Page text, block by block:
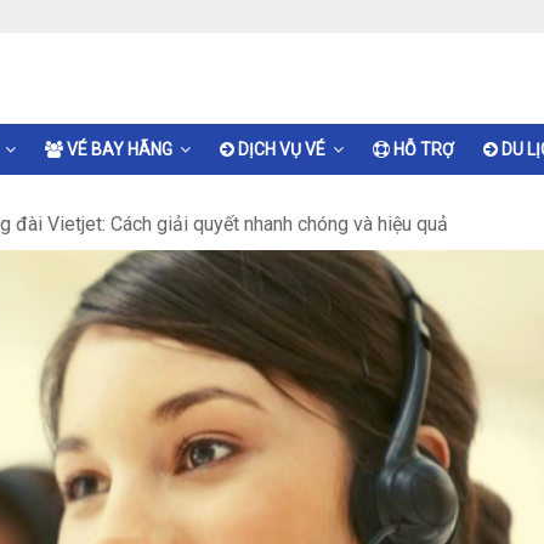
VÉ BAY HÃNG DỊCH VỤ VÉ HỖ TRỢ DU
đài Vietjet: Cách giải quyết nhanh chóng và hiệu quả